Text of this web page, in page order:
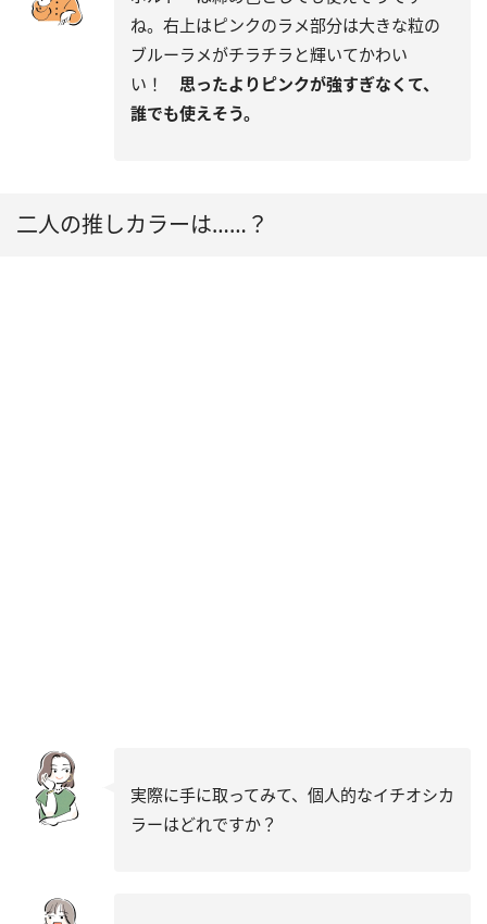
ね。右上はピンクのラメ部分は大きな粒の
ブルーラメがチラチラと輝いてかわい
い！ 思ったよりピンクが強すぎなくて、
誰でも使えそう。
二人の推しカラーは……？
実際に手に取ってみて、個人的なイチオシカ
ラーはどれですか？